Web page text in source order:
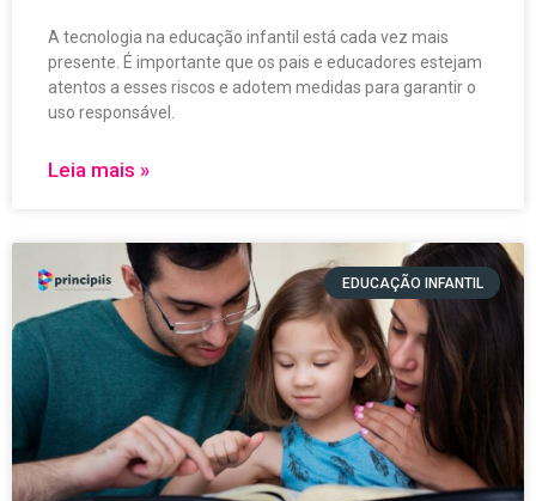
A tecnologia na educação infantil está cada vez mais
presente. É importante que os pais e educadores estejam
atentos a esses riscos e adotem medidas para garantir o
uso responsável.
Leia mais »
EDUCAÇÃO INFANTIL